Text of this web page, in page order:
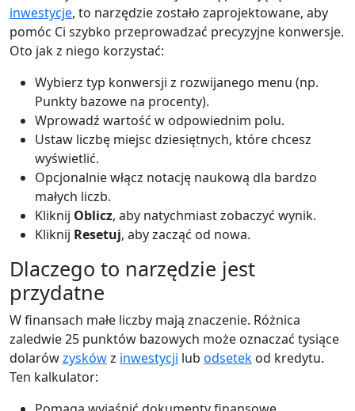
inwestycje, to narzędzie zostało zaprojektowane, aby
pomóc Ci szybko przeprowadzać precyzyjne konwersje.
Oto jak z niego korzystać:
Wybierz typ konwersji z rozwijanego menu (np.
Punkty bazowe na procenty).
Wprowadź wartość w odpowiednim polu.
Ustaw liczbę miejsc dziesiętnych, które chcesz
wyświetlić.
Opcjonalnie włącz notację naukową dla bardzo
małych liczb.
Kliknij Oblicz, aby natychmiast zobaczyć wynik.
Kliknij Resetuj, aby zacząć od nowa.
Dlaczego to narzędzie jest
przydatne
W finansach małe liczby mają znaczenie. Różnica
zaledwie 25 punktów bazowych może oznaczać tysiące
dolarówzyskówz inwestycji lub odsetek od kredytu.
Ten kalkulator: